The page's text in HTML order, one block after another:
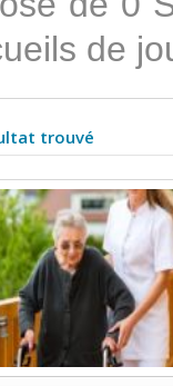
de
trouvé